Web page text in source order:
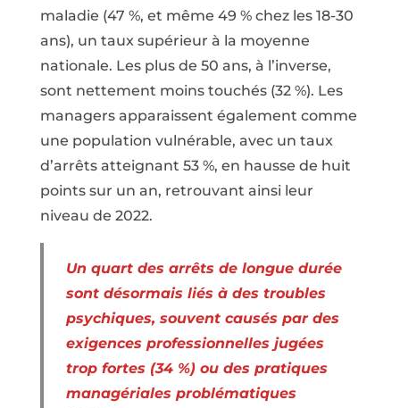
maladie (47 %, et même 49 % chez les 18-30
ans), un taux supérieur à la moyenne
nationale. Les plus de 50 ans, à l’inverse,
sont nettement moins touchés (32 %). Les
managers apparaissent également comme
une population vulnérable, avec un taux
d’arrêts atteignant 53 %, en hausse de huit
points sur un an, retrouvant ainsi leur
niveau de 2022.
Un quart des arrêts de longue durée
sont désormais liés à des troubles
psychiques, souvent causés par des
exigences professionnelles jugées
trop fortes (34 %) ou des pratiques
managériales problématiques